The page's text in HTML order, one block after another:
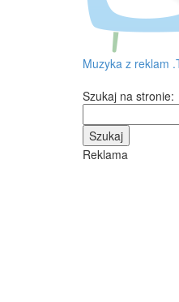
Muzyka z reklam
Szukaj na stronie:
Reklama